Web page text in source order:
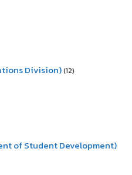
Division)(12)
of Student Development)